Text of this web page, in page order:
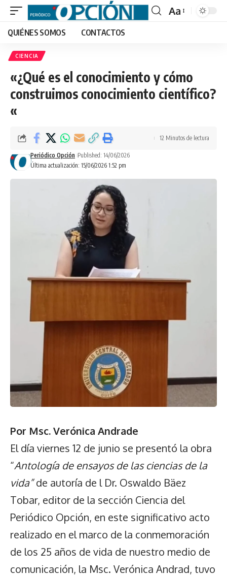
Font
Aa
QUIÉNES SOMOS CONTACTOS
CIENCIA
«¿Qué es el conocimiento y cómo
construimos conocimiento científico?
«
Última actualización: 15/06/2026 1:52 pm
Periódico Opción Published: 14/06/2026
12 Minutos de lectura
Por Msc. Verónica Andrade
El día viernes 12 de junio se presentó la obra
“Antología de ensayos de las ciencias de la
vida”de autoría de l Dr. Oswaldo Bäez
Tobar, editor de la sección Ciencia del
Periódico Opción, en este significativo acto
realizado en el marco de la conmemoración
de los 25 años de vida de nuestro medio de
comunicación, la Msc. Verónica Andrad, tuvo